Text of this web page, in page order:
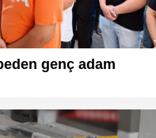
genç adam